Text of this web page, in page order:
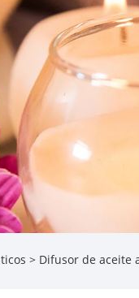
> Difusor de aceite